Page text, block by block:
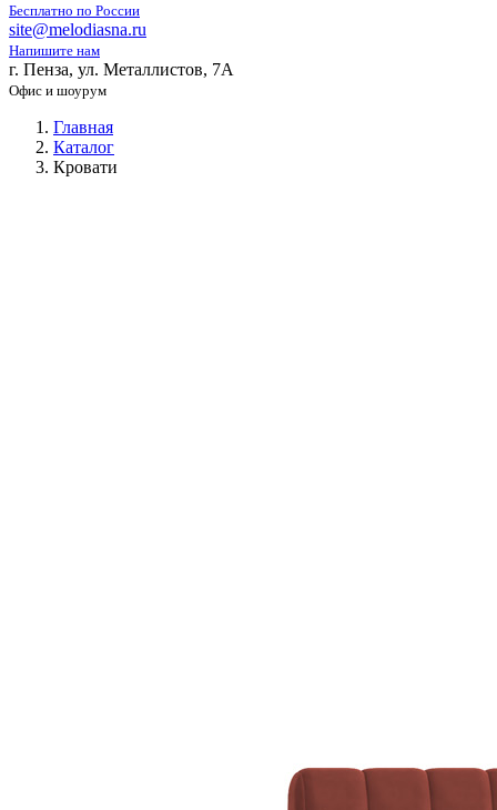
Бесплатно по России
site@melodiasna.ru
Напишите нам
г. Пенза, ул. Металлистов, 7А
Офис и шоурум
Главная
Каталог
Кровати